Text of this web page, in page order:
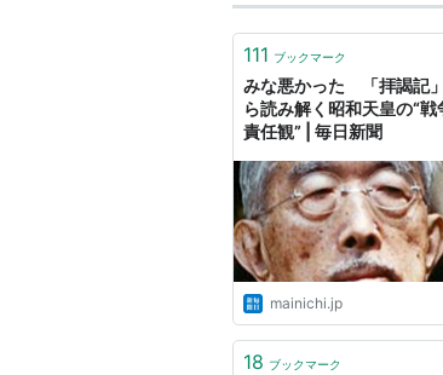
111 ブックマーク
みな悪かった 「拝謁記
ら読み解く昭和天皇の“戦
責任観” | 毎日新聞
mainichi.jp
18 ブックマーク